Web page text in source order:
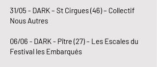
31/05 - DARK – St Cirgues (46) – Collectif
Nous Autres
06/06 - DARK - Pître (27) – Les Escales du
Festival les Embarqués